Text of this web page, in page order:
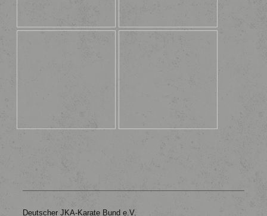
Deutscher JKA-Karate Bund e.V.